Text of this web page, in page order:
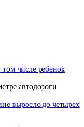
числе ребенок
автодороги
выросло до четырех